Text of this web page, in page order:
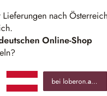
für den perfekten
nach Österreich
Online-Shop
bei loberon.at